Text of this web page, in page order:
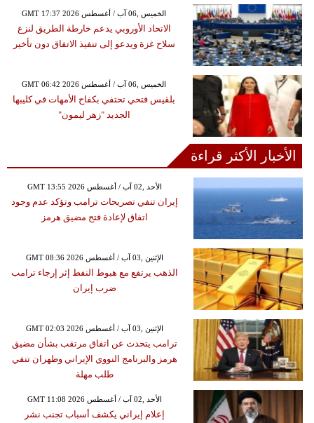
GMT 17:37 2026 الخميس ,06 آب / أغسطس
الاتحاد الأوروبي يدعم خارطة الطريق لنزع
سلاح غزة ويدعو إلى تنفيذ الاتفاق دون تأخير
GMT 06:42 2026 الخميس ,06 آب / أغسطس
بلقيس فتحي تحتفي بكفاح الأمهات في كليبها
الجديد "زهر ليمون"
الأخبار الأكثر قراءة
GMT 13:55 2026 الأحد ,02 آب / أغسطس
إيران تنفي تصريحات ترامب وتؤكد عدم وجود
اتفاق لإعادة فتح مضيق هرمز
GMT 08:36 2026 الإثنين ,03 آب / أغسطس
الذهب يرتفع مع هبوط النفط إثر إرجاء ترامب
ضرب إيران
GMT 02:03 2026 الإثنين ,03 آب / أغسطس
ترامب يتحدث عن اتفاق مرتقب بشأن مضيق
هرمز والبرنامج النووي الإيراني وطهران تنفي
طلب مهلة
GMT 11:08 2026 الأحد ,02 آب / أغسطس
إعلام إيراني يكشف أسباب تجنب نشر